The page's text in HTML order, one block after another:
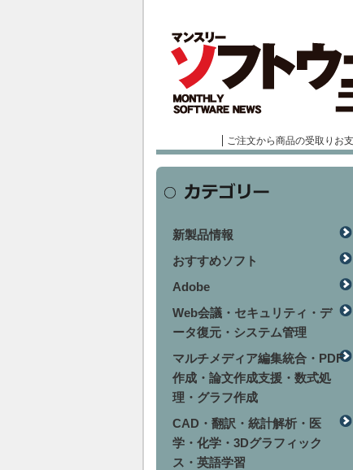
ご注文から商品の受取りお
新製品情報
おすすめソフト
Adobe
Web会議・セキュリティ・デ
ータ復元・システム管理
マルチメディア編集統合・PDF
作成・論文作成支援・数式処
理・グラフ作成
CAD・翻訳・統計解析・医
学・化学・3Dグラフィック
ス・英語学習